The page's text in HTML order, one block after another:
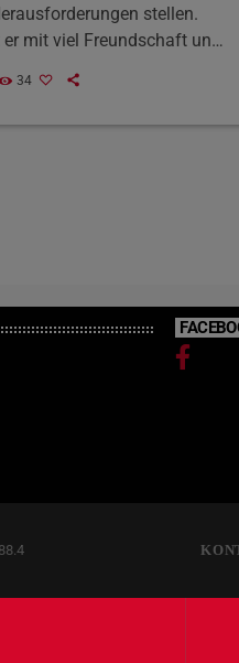
stellen.
er mit viel Freundschaft und
ihr müsst also schnell
34